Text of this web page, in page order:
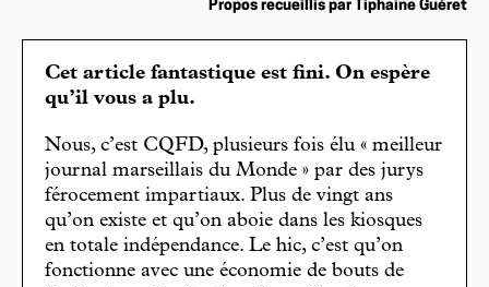
Propos recueillis par Tiphaine Guéret
Cet article fantastique est fini. On espère
qu’il vous a plu.
Nous, c’est CQFD, plusieurs fois élu « meilleur
journal marseillais du Monde » par des jurys
férocement impartiaux. Plus de vingt ans
qu’on existe et qu’on aboie dans les kiosques
en totale indépendance. Le hic, c’est qu’on
fonctionne avec une économie de bouts de